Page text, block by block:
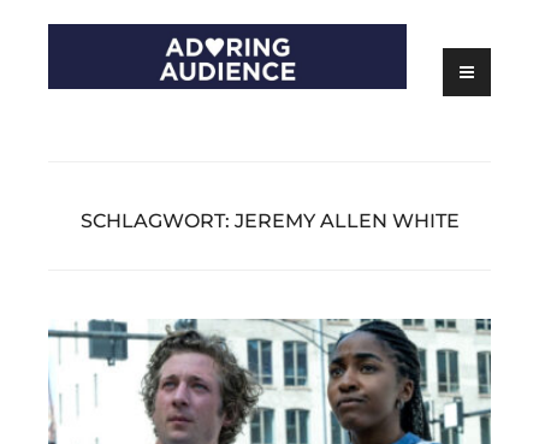
content
SCHLAGWORT: JEREMY ALLEN WHITE